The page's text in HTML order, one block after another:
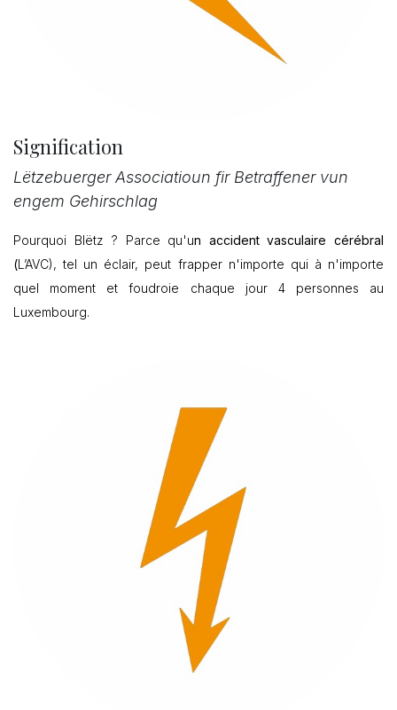
Signification
Lëtzebuerger Associatioun fir Betraffener vun
engem Gehirschlag
Pourquoi Blëtz ? Parce qu'un accident vasculaire cérébral
(L’AVC), tel un éclair, peut frapper n'importe qui à n'importe
quel moment et foudroie chaque jour 4 personnes au
Luxembourg.